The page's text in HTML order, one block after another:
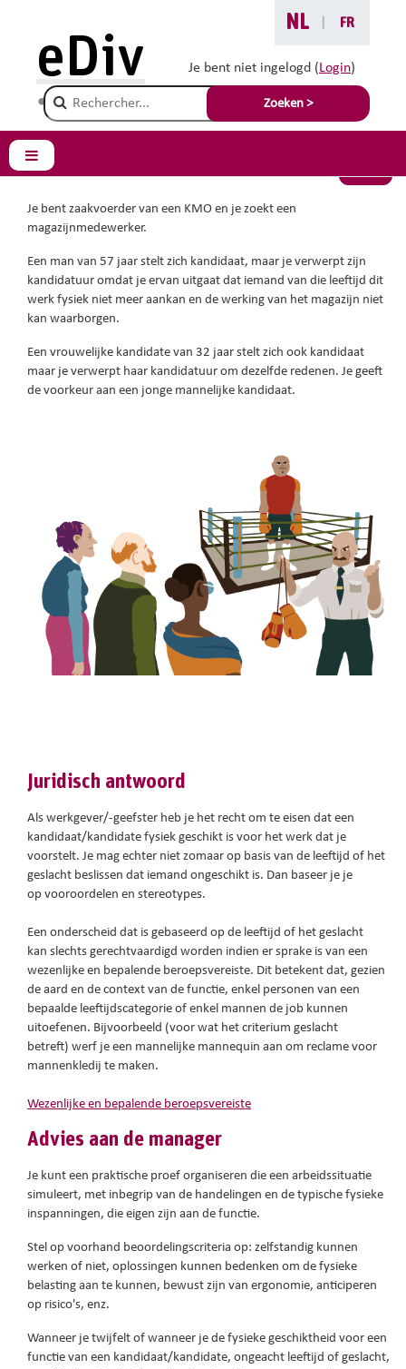
NL FR
Je bent niet ingelogd (Login)
Champ de recherche
Zoeken >
eDiv
Zijpaneel
Je bent hier :
Fysieke kracht gevraagd
Je bent zaakvoerder van een KMO en je zoekt een
magazijnmedewerker.
Een man van 57 jaar stelt zich kandidaat, maar je verwerpt zijn
kandidatuur omdat je ervan uitgaat dat iemand van die leeftijd dit
werk fysiek niet meer aankan en de werking van het magazijn niet
kan waarborgen.
Een vrouwelijke kandidate van 32 jaar stelt zich ook kandidaat
maar je verwerpt haar kandidatuur om dezelfde redenen. Je geeft
de voorkeur aan een jonge mannelijke kandidaat.
Juridisch antwoord
Als werkgever/-geefster heb je het recht om te eisen dat een
kandidaat/kandidate fysiek geschikt is voor het werk dat je
voorstelt. Je mag echter niet zomaar op basis van de leeftijd of het
geslacht beslissen dat iemand ongeschikt is. Dan baseer je je
op vooroordelen en stereotypes.
Een onderscheid dat is gebaseerd op de leeftijd of het geslacht
kan slechts gerechtvaardigd worden indien er sprake is van een
wezenlijke en bepalende beroepsvereiste. Dit betekent dat, gezien
de aard en de context van de functie, enkel personen van een
bepaalde leeftijdscategorie of enkel mannen de job kunnen
uitoefenen. Bijvoorbeeld (voor wat het criterium geslacht
betreft) werf je een mannelijke mannequin aan om reclame voor
mannenkledij te maken.
Wezenlijke en bepalende beroepsvereiste
Advies aan de manager
Je kunt een praktische proef organiseren die een arbeidssituatie
simuleert, met inbegrip van de handelingen en de typische fysieke
inspanningen, die eigen zijn aan de functie.
Stel op voorhand beoordelingscriteria op: zelfstandig kunnen
werken of niet, oplossingen kunnen bedenken om de fysieke
belasting aan te kunnen, bewust zijn van ergonomie, anticiperen
op risico's, enz.
Wanneer je twijfelt of wanneer je de fysieke geschiktheid voor een
functie van een kandidaat/kandidate, ongeacht leeftijd of geslacht,